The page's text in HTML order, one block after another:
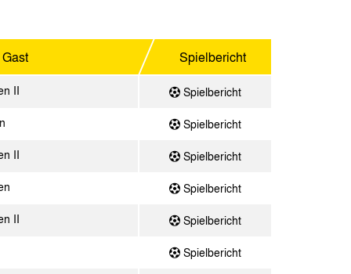
Gast Spielbericht
II
Spielbericht
Spielbericht
II
Spielbericht
Spielbericht
II Spielbericht
Spielbericht